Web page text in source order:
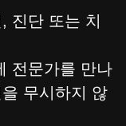
진단 또는 치
전문가를 만나
무시하지 않